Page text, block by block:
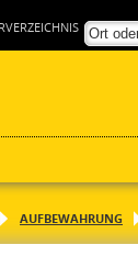
AUFBEWAHRUNG